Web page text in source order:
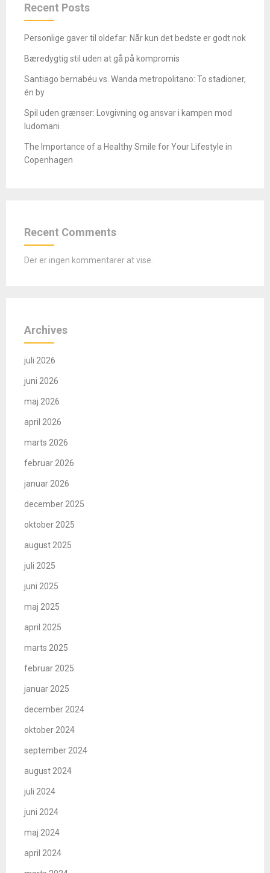
Recent Posts
Personlige gaver til oldefar: Når kun det bedste er godt nok
Bæredygtig stil uden at gå på kompromis
Santiago bernabéu vs. Wanda metropolitano: To stadioner,
én by
Spil uden grænser: Lovgivning og ansvar i kampen mod
ludomani
The Importance of a Healthy Smile for Your Lifestyle in
Copenhagen
Recent Comments
Der er ingen kommentarer at vise.
Archives
juli 2026
juni 2026
maj 2026
april 2026
marts 2026
februar 2026
januar 2026
december 2025
oktober 2025
august 2025
juli 2025
juni 2025
maj 2025
april 2025
marts 2025
februar 2025
januar 2025
december 2024
oktober 2024
september 2024
august 2024
juli 2024
juni 2024
maj 2024
april 2024